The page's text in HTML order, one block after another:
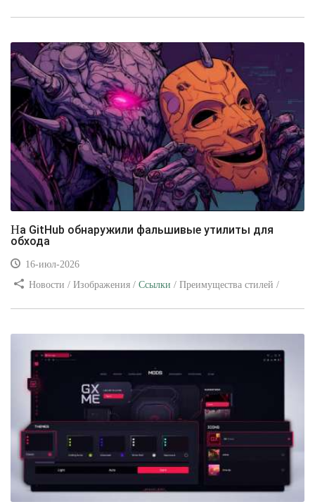
На GitHub обнаружили фальшивые утилиты для
обхода
16-июл-2026
Новости / Изображения / Ссылки / Преимущества стилей /